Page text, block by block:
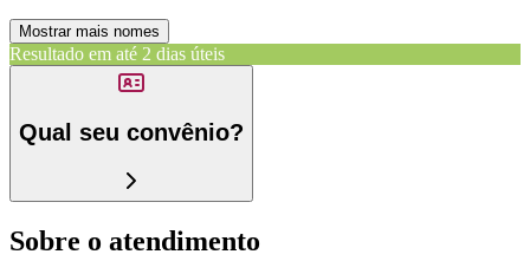
Mostrar mais nomes
Resultado em até 2 dias úteis
Qual seu convênio?
Sobre o atendimento